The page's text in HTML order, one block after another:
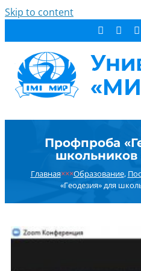
Skip to content
СТУДЕНТУ
ОБ УНИВЕРСИТЕТЕ
НОВОСТИ
Профпроба
школьников
Главная×××Образование,
«Геодезия» для